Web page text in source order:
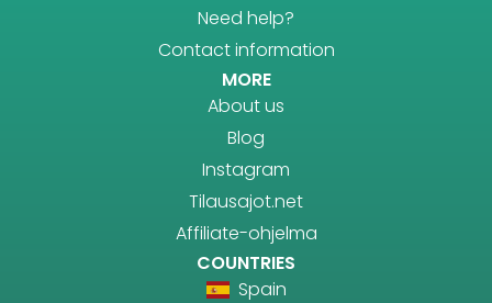
Need help?
Contact information
MORE
About us
Blog
Instagram
Tilausajot.net
Affiliate-ohjelma
COUNTRIES
Spain